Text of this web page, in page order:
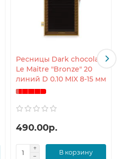
Ресницы Dark chocolate
Le Maitre "Bronze" 20
линий D 0.10 MIX 8-15 мм
490.00р.
В корзину